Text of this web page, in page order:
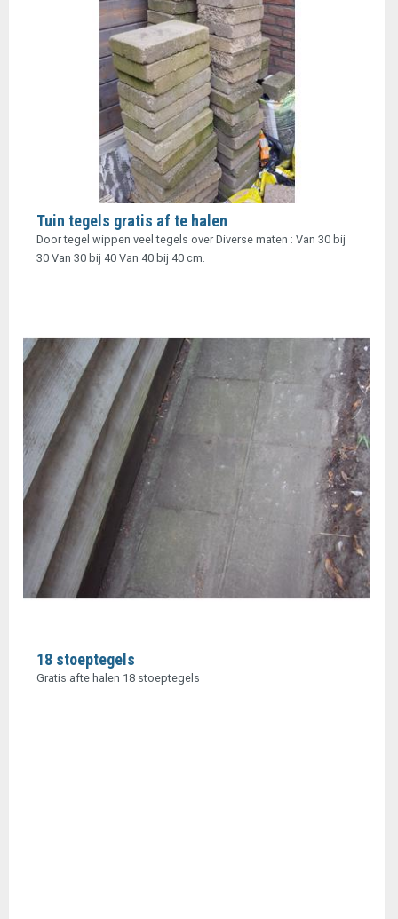
Tuin tegels gratis af te halen
Door tegel wippen veel tegels over Diverse maten : Van 30 bij
30 Van 30 bij 40 Van 40 bij 40 cm.
18 stoeptegels
Gratis afte halen 18 stoeptegels